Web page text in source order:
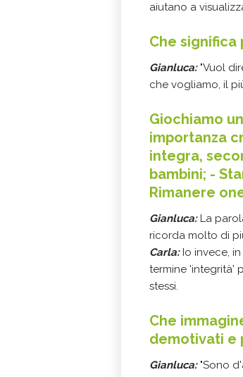
aiutano a
Che significa
Gianluca: "Vuol
che vogliamo, il
Giochiamo
importanza
integra,
bambini; -
Rimanere
Gianluca:La
ricorda molto di
Carla:Io invece,
termine 'integrità'
stessi.
Che
demotivati e
Gianluca: "Sono